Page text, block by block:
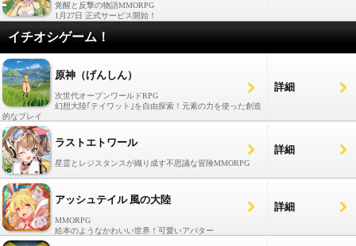
覚醒と反撃の物語MMORPG
1月27日 正式サービス開始！
イチオシゲーム！
原神（げんしん）
次世代オープンワールドRPG
幻想大陸｢テイワット｣を自由探索！元素の力を使った創造
的なプレイ
詳細
ラストエトワール
星霊とレジスタンスが織り成す不思議な冒険MMORPG
詳細
アッシュテイル 風の大陸
MMORPG
絵本のようなかわいい世界！可愛いアバター
詳細